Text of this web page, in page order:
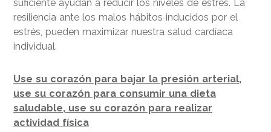
suficiente ayudan a reducir los niveles de estrés. La
resiliencia ante los malos hábitos inducidos por el
estrés, pueden maximizar nuestra salud cardíaca
individual.
Use su corazón para bajar la presión arterial,
use su corazón para consumir una dieta
saludable, use su corazón para realizar
actividad física